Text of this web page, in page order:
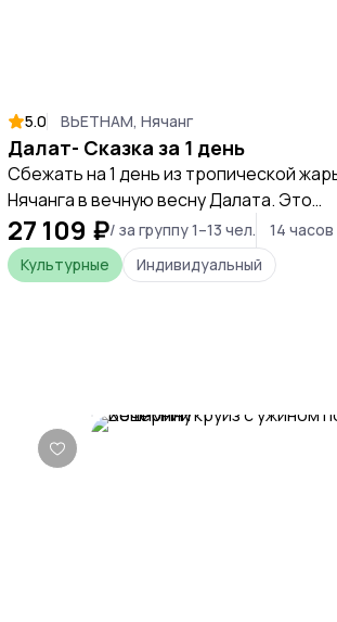
5.0 ВЬЕТНАМ, Нячанг
Далат- Сказка за 1 день
Сбежать на 1 день из тропической
Нячанга в вечную весну Далата. Это
путешествие-контраст: за 3 часа
+35 на +22, пальмы на сосны, море на
горные водопады и клубничные фермы.
"Маленький Париж".
27 109 ₽/ за группу 1–13 чел.
14 часов
Культурные
Индивидуальный